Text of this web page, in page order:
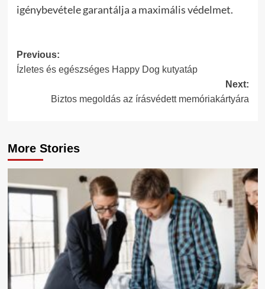
igénybevétele garantálja a maximális védelmet.
Post
navigation
Previous:
Ízletes és egészséges Happy Dog kutyatáp
Next:
Biztos megoldás az írásvédett memóriakártyára
More Stories